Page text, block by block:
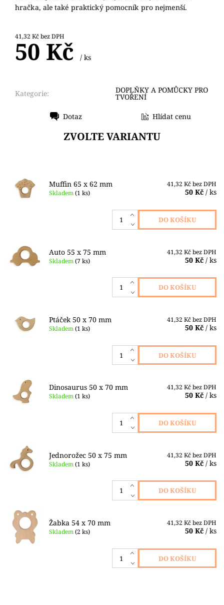
hračka, ale také praktický pomocník pro nejmenší.
41,32 Kč bez DPH
50 Kč / ks
Kategorie: DOPLŇKY A POMŮCKY PRO
TVOŘENÍ
Dotaz Hlídat cenu
ZVOLTE VARIANTU
Muffin 65 x 62 mm
Skladem(1 ks)
41,32 Kč bez DPH
50 Kč / ks
Auto 55 x 75 mm
Skladem(7 ks)
41,32 Kč bez DPH
50 Kč / ks
Ptáček 50 x 70 mm
Skladem(1 ks)
41,32 Kč bez DPH
50 Kč / ks
Dinosaurus 50 x 70 mm
Skladem(1 ks)
41,32 Kč bez DPH
50 Kč / ks
Jednorožec 50 x 75 mm
Skladem(1 ks)
41,32 Kč bez DPH
50 Kč / ks
Žabka 54 x 70 mm
Skladem(2 ks)
41,32 Kč bez DPH
50 Kč / ks